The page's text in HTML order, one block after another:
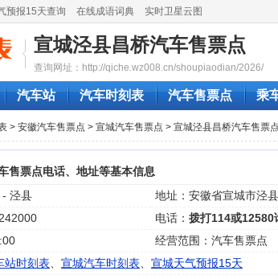
预报15天查询 在线成语词典 实时卫星云图
宣城泾县昌桥汽车售票点
查询网址：http://qiche.wz008.cn/shoupiaodian/2026/
汽车站 汽车时刻表 汽车售票点 乘
> 安徽汽车售票点 > 宣城汽车售票点 > 宣城泾县昌桥汽车售票
售票点电话、地址等基本信息
- 泾县
地址：安徽省宣城市泾县
电话： 拨打114或12580
经营范围：汽车售票点
站时刻表 宣城汽车时刻表 宣城天气预报15天